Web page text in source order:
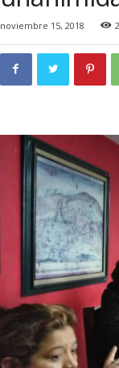
noviembre 15, 2018